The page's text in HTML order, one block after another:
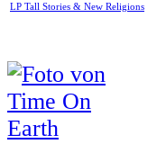
LP Tall Stories & New Religions